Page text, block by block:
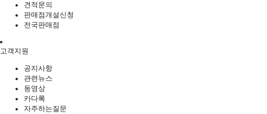
견적문의
판매점개설신청
전국판매점
고객지원
공지사항
관련뉴스
동영상
카다록
자주하는질문